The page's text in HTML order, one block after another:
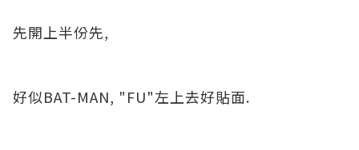
先開上半份先,
好似BAT-MAN, "FU"左上去好貼面.